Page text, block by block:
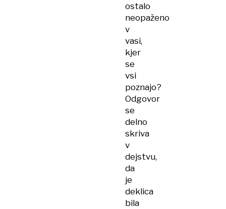
ostalo
neopaženo
v
vasi,
kjer
se
vsi
poznajo?
Odgovor
se
delno
skriva
v
dejstvu,
da
je
deklica
bila